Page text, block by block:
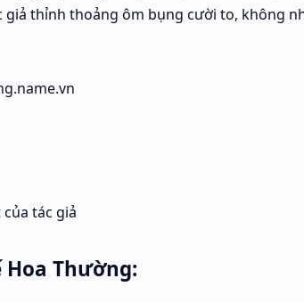
giả thỉnh thoảng ôm bụng cười to, không
tác giả
Hoa Thường: